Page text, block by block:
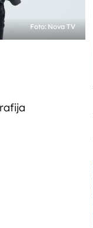
Foto: Nova TV